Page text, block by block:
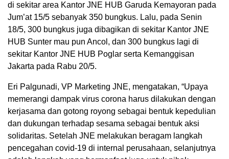
di sekitar area Kantor JNE HUB Garuda Kemayoran pada
Jum’at 15/5 sebanyak 350 bungkus. Lalu, pada Senin
18/5, 300 bungkus juga dibagikan di sekitar Kantor JNE
HUB Sunter mau pun Ancol, dan 300 bungkus lagi di
sekitar Kantor JNE HUB Poglar serta Kemanggisan
Jakarta pada Rabu 20/5.
Eri Palgunadi, VP Marketing JNE, mengatakan, “Upaya
memerangi dampak virus corona harus dilakukan dengan
kerjasama dan gotong royong sebagai bentuk kepedulian
dan dukungan terhadap sesama sebagai bentuk aksi
solidaritas. Setelah JNE melakukan beragam langkah
pencegahan covid-19 di internal perusahaan, selanjutnya